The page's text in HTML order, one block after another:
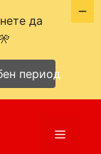
Меню
да
период